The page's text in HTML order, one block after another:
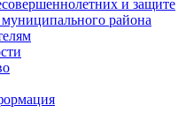
и защите
района